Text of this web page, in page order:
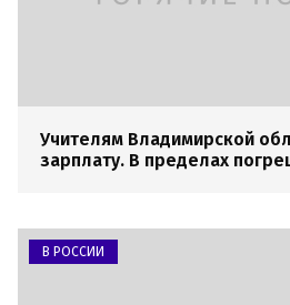
Учителям Владимирской
зарплату. В пределах
В РОССИИ